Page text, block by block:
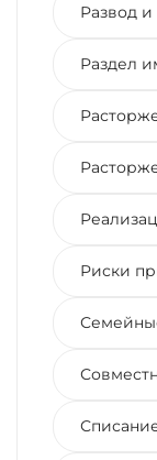
Развод
Раздел
Риски